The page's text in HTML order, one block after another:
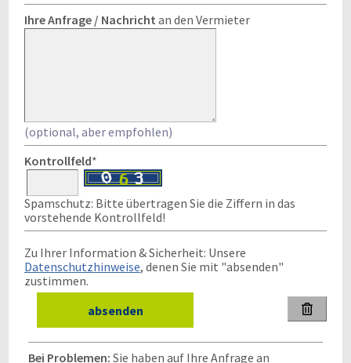
Ihre Anfrage / Nachricht an den Vermieter
(optional, aber empfohlen)
Kontrollfeld*
Spamschutz: Bitte übertragen Sie die Ziffern in das
vorstehende Kontrollfeld!
Zu Ihrer Information & Sicherheit: Unsere
Datenschutzhinweise, denen Sie mit "absenden"
zustimmen.

Bei Problemen: Sie haben auf Ihre Anfrage an